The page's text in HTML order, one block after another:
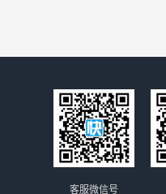
客服微信号